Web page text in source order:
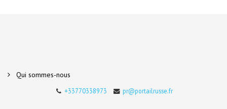
Qui sommes-nous
+33770338973 pr@portailrusse.fr